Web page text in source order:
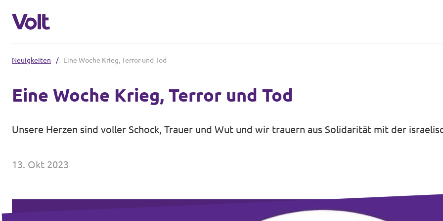
Website von Volt NRW
Neuigkeiten / Eine Woche Krieg, Terror und Tod
Eine Woche Krieg, Terror und Tod
Unsere Herzen sind voller Schock, Trauer und Wut und wir trauern aus Solidarität mit der
13. Okt 2023